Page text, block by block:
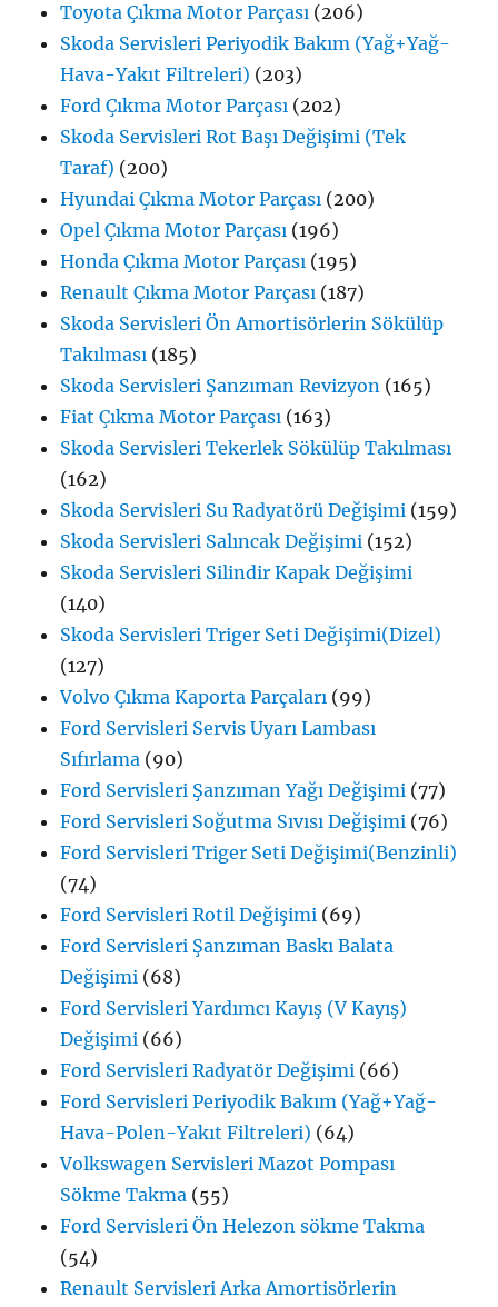
Toyota Çıkma Motor Parçası (206)
Skoda Servisleri Periyodik Bakım (Yağ+Yağ-
Hava-Yakıt Filtreleri) (203)
Ford Çıkma Motor Parçası (202)
Skoda Servisleri Rot Başı Değişimi (Tek
Taraf) (200)
Hyundai Çıkma Motor Parçası (200)
Opel Çıkma Motor Parçası (196)
Honda Çıkma Motor Parçası (195)
Renault Çıkma Motor Parçası (187)
Skoda Servisleri Ön Amortisörlerin Sökülüp
Takılması (185)
Skoda Servisleri Şanzıman Revizyon (165)
Fiat Çıkma Motor Parçası (163)
Skoda Servisleri Tekerlek Sökülüp Takılması
(162)
Skoda Servisleri Su Radyatörü Değişimi (159)
Skoda Servisleri Salıncak Değişimi (152)
Skoda Servisleri Silindir Kapak Değişimi
(140)
Skoda Servisleri Triger Seti Değişimi(Dizel)
(127)
Volvo Çıkma Kaporta Parçaları (99)
Ford Servisleri Servis Uyarı Lambası
Sıfırlama (90)
Ford Servisleri Şanzıman Yağı Değişimi (77)
Ford Servisleri Soğutma Sıvısı Değişimi (76)
Ford Servisleri Triger Seti Değişimi(Benzinli)
(74)
Ford Servisleri Rotil Değişimi (69)
Ford Servisleri Şanzıman Baskı Balata
Değişimi (68)
Ford Servisleri Yardımcı Kayış (V Kayış)
Değişimi (66)
Ford Servisleri Radyatör Değişimi (66)
Ford Servisleri Periyodik Bakım (Yağ+Yağ-
Hava-Polen-Yakıt Filtreleri) (64)
Volkswagen Servisleri Mazot Pompası
Sökme Takma (55)
Ford Servisleri Ön Helezon sökme Takma
(54)
Renault Servisleri Arka Amortisörlerin